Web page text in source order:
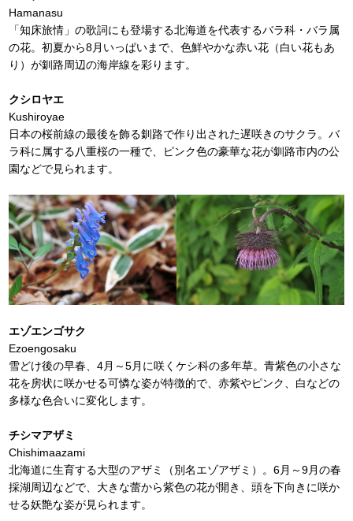
Hamanasu
「知床旅情」の歌詞にも登場する北海道を代表するバラ科・バラ属
の花。初夏から8月いっぱいまで、色鮮やかな赤い花（白い花もあ
り）が釧路周辺の海岸線を彩ります。
クシロヤエ
Kushiroyae
日本の桜前線の最後を飾る釧路で作り出された遅咲きのサクラ。バ
ラ科に属する八重桜の一種で、ピンク色の豪華な花が釧路市内の公
園などで見られます。
エゾエンゴサク
Ezoengosaku
雪どけ後の早春、4月～5月に咲くケシ科の多年草。青紫色の小さな
花を房状に咲かせる可憐な姿が特徴的で、赤紫やピンク、白などの
多様な色合いに変化します。
チシマアザミ
Chishimaazami
北海道に生育する大型のアザミ（別名エゾアザミ）。6月～9月の春
採湖周辺などで、大きな蕾から紫色の花が開き、頭を下向きに咲か
せる妖艶な姿が見られます。